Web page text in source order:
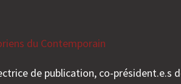
du Contemporain
de publication, co-président.e.s